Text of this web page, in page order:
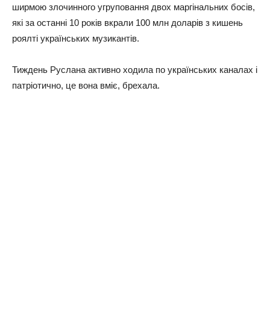
ширмою злочинного угруповання двох маргінальних босів,
які за останні 10 років вкрали 100 млн доларів з кишень
роялті українських музикантів.
Тиждень Руслана активно ходила по українських каналах і
патріотично, це вона вміє, брехала.